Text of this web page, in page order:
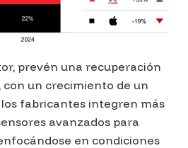
prevén una recuperación
con un crecimiento de un
los fabricantes integren más
avanzados para
en condiciones